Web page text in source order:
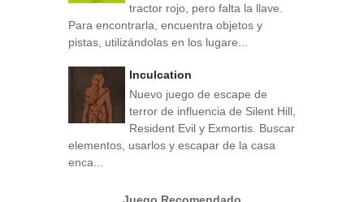
tractor rojo, pero falta la llave.
Para encontrarla, encuentra objetos y
pistas, utilizándolas en los lugare...
Inculcation
Nuevo juego de escape de
terror de influencia de Silent Hill,
Resident Evil y Exmortis. Buscar
elementos, usarlos y escapar de la casa
enca...